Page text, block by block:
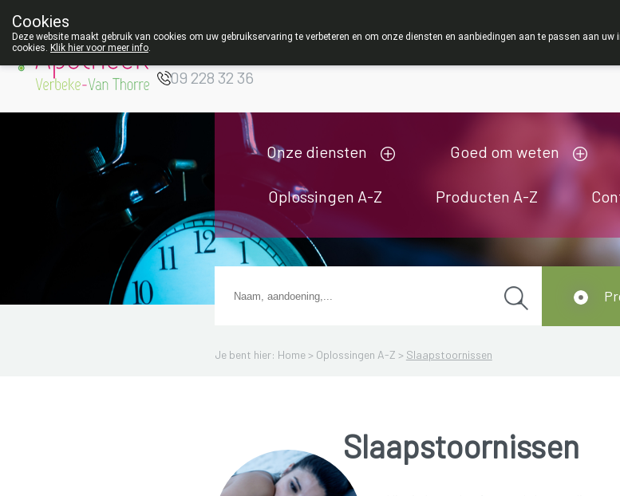
Apotheek Verbeke
- Van Thorre
09 228 32 36
Onze diensten Goed om weten
Oplossingen A-Z Producten A-Z
Je bent hier: Home > Oplossingen A-Z > Slaapstoornissen
Slaapstoornissen
Cookies
Deze website maakt gebruik van cookies om uw gebruikservaring te verbeteren en om onze diensten en aanbiedingen aan te passen aan
cookies. Klik hier voor meer info.